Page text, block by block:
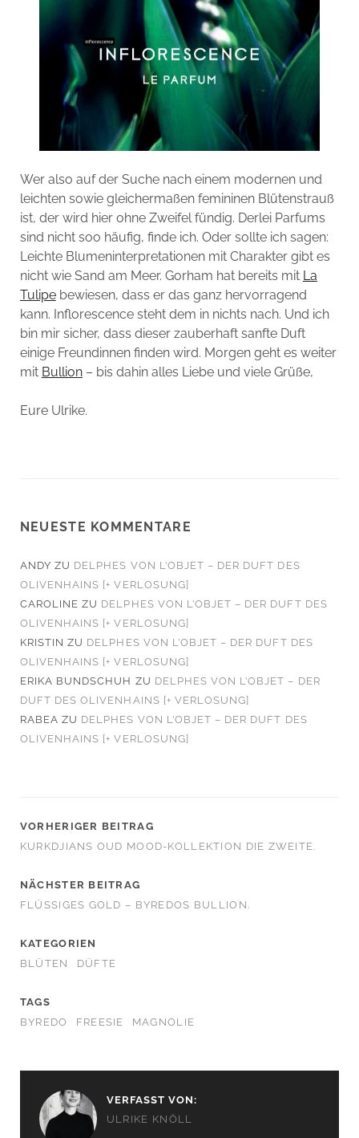
Wer also auf der Suche nach einem modernen und
leichten sowie gleichermaßen femininen Blütenstrauß
ist, der wird hier ohne Zweifel fündig. Derlei Parfums
sind nicht soo häufig, finde ich. Oder sollte ich sagen:
Leichte Blumeninterpretationen mit Charakter gibt es
nicht wie Sand am Meer. Gorham hat bereits mit La
Tulipebewiesen, dass er das ganz hervorragend
kann. Inflorescence steht dem in nichts nach. Und ich
bin mir sicher, dass dieser zauberhaft sanfte Duft
einige Freundinnen finden wird. Morgen geht es weiter
mit Bullion– bis dahin alles Liebe und viele Grüße,
Eure Ulrike.
NEUESTE KOMMENTARE
ANDY ZU DELPHES VON L’OBJET – DER DUFT DES
OLIVENHAINS [+ VERLOSUNG]
CAROLINE ZU DELPHES VON L’OBJET – DER DUFT DES
OLIVENHAINS [+ VERLOSUNG]
KRISTIN ZU DELPHES VON L’OBJET – DER DUFT DES
OLIVENHAINS [+ VERLOSUNG]
ERIKA BUNDSCHUH ZU DELPHES VON L’OBJET – DER
DUFT DES OLIVENHAINS [+ VERLOSUNG]
RABEA ZU DELPHES VON L’OBJET – DER DUFT DES
OLIVENHAINS [+ VERLOSUNG]
VORHERIGER BEITRAG
KURKDJIANS OUD MOOD-KOLLEKTION DIE ZWEITE.
NÄCHSTER BEITRAG
FLÜSSIGES GOLD – BYREDOS BULLION.
KATEGORIEN
BLÜTEN
DÜFTE
TAGS
BYREDO
FREESIE MAGNOLIE
VERFASST VON:
ULRIKE KNÖLL